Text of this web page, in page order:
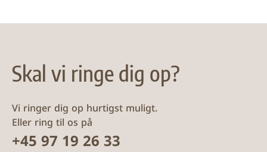
Skal vi ringe dig op?
Vi ringer dig op hurtigst muligt.
Eller ring til os på
+45 97 19 26 33